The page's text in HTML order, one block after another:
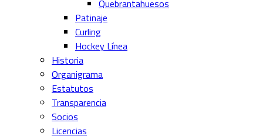
Quebrantahuesos
Patinaje
Curling
Hockey Línea
Historia
Organigrama
Estatutos
Transparencia
Socios
Licencias